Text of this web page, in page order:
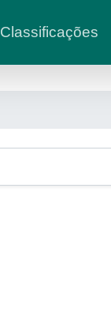
Classificações